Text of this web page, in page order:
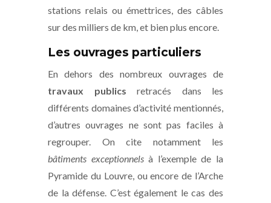
stations relais ou émettrices, des câbles
sur des milliers de km, et bien plus encore.
Les ouvrages particuliers
En dehors des nombreux ouvrages de
travaux publics retracés dans les
différents domaines d’activité mentionnés,
d’autres ouvrages ne sont pas faciles à
regrouper. On cite notamment les
bâtiments exceptionnelsà l’exemple de la
Pyramide du Louvre, ou encore de l’Arche
de la défense. C’est également le cas des